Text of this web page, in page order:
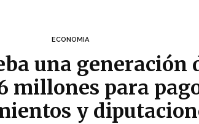
ECONOMIA
una generación
millones para
y